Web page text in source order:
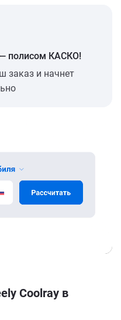
полисом КАСКО!
заказ и начнет
Coolray в